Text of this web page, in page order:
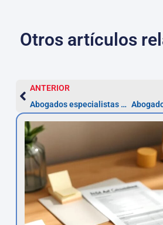
Otros artículos
ANTERIOR
Abogados especialistas en Derecho Sanitario en Barcelona